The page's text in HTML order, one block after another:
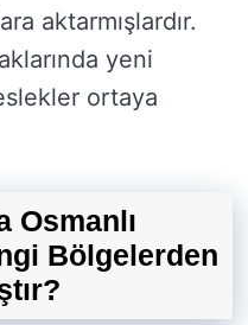
aktarmışlardır.
yeni
ortaya
Osmanlı
Bölgelerden